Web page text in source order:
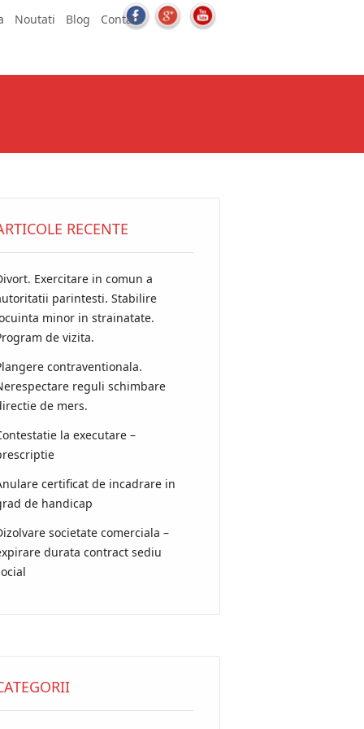
Noutati Blog Contact
RECENTE
Exercitare in comun a
parintesti. Stabilire
minor in strainatate.
de vizita.
contraventionala.
reguli schimbare
de mers.
la executare –
certificat de incadrare in
de handicap
societate comerciala –
durata contract sediu